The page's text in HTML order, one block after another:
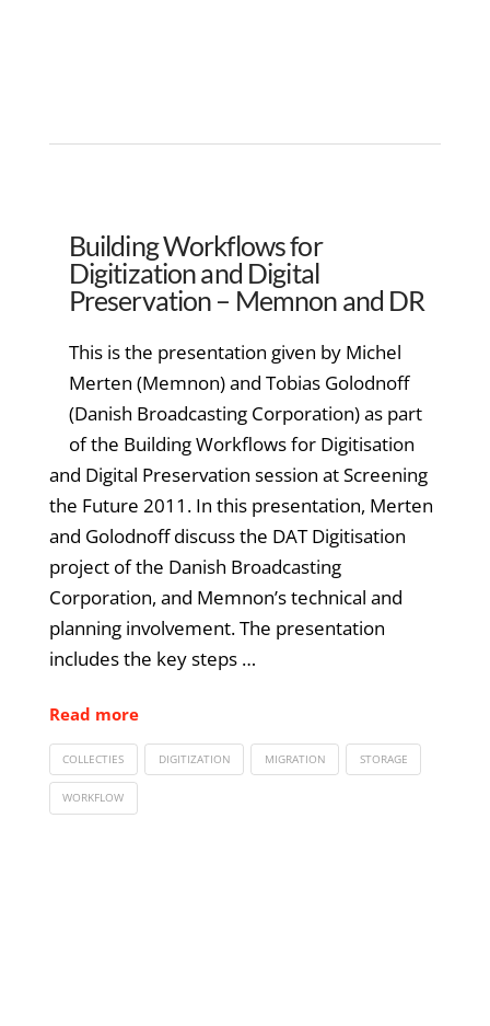
Building Workflows for
Digitization and Digital
Preservation – Memnon and DR
This is the presentation given by Michel
Merten (Memnon) and Tobias Golodnoff
(Danish Broadcasting Corporation) as part
of the Building Workflows for Digitisation
and Digital Preservation session at Screening
the Future 2011. In this presentation, Merten
and Golodnoff discuss the DAT Digitisation
project of the Danish Broadcasting
Corporation, and Memnon’s technical and
planning involvement. The presentation
includes the key steps …
Read more
COLLECTIES DIGITIZATION MIGRATION STORAGE
WORKFLOW